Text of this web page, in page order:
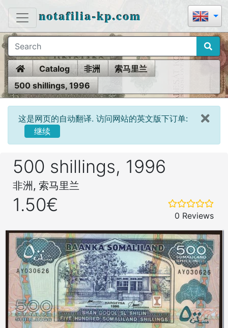
notafilia-kp.com
HomeCatalog 非洲
索马里兰
500 shillings, 1996
这是网页的自动翻译. 访问网站的英文版下订单:
继续
500 shillings, 1996
非洲, 索马里兰
1.50€
0 Reviews